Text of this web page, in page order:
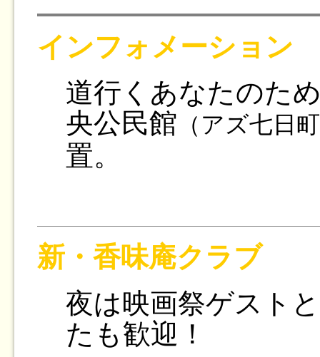
インフォメーション
道行くあなたのた
央公民館 （アズ七日
置。
新・香味庵クラブ
夜は映画祭ゲスト
たも歓迎！